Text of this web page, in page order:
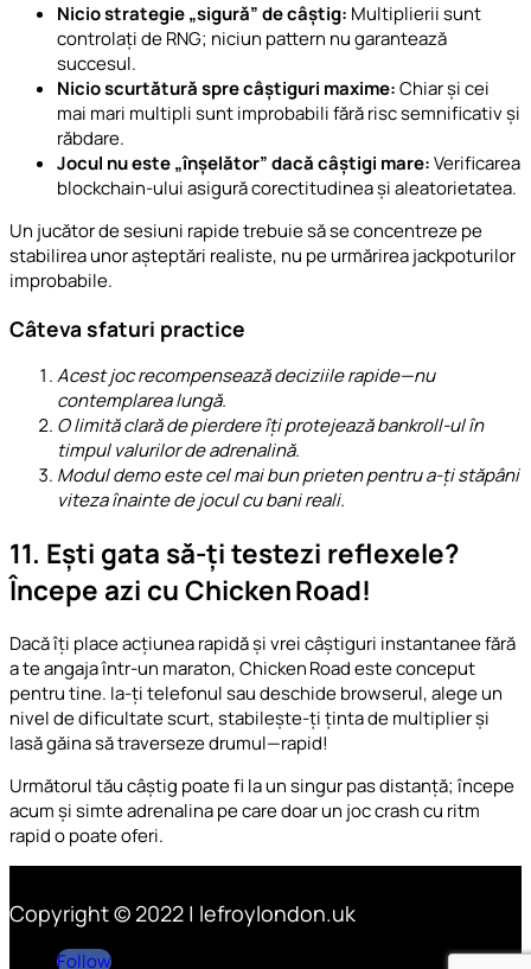
Nicio strategie „sigură” de câștig: Multiplierii sunt
controlați de RNG; niciun pattern nu garantează
succesul.
Nicio scurtătură spre câștiguri maxime:Chiar și cei
mai mari multipli sunt improbabili fără risc semnificativ și
răbdare.
Jocul nu este „înșelător” dacă câștigi mare:Verificarea
blockchain-ului asigură corectitudinea și aleatorietatea.
Un jucător de sesiuni rapide trebuie să se concentreze pe
stabilirea unor așteptări realiste, nu pe urmărirea jackpoturilor
improbabile.
Câteva sfaturi practice
Acest joc recompensează deciziile rapide—nu
contemplarea lungă.
O limită clară de pierdere îți protejează bankroll-ul în
timpul valurilor de adrenalină.
Modul demo este cel mai bun prieten pentru a-ți stăpâni
viteza înainte de jocul cu bani reali.
11. Ești gata să-ți testezi reflexele?
Începe azi cu Chicken Road!
Dacă îți place acțiunea rapidă și vrei câștiguri instantanee fără
a te angaja într-un maraton, Chicken Road este conceput
pentru tine. Ia-ți telefonul sau deschide browserul, alege un
nivel de dificultate scurt, stabilește-ți ținta de multiplier și
lasă găina să traverseze drumul—rapid!
Următorul tău câștig poate fi la un singur pas distanță; începe
acum și simte adrenalina pe care doar un joc crash cu ritm
rapid o poate oferi.
Copyright © 2022 | lefroylondon.uk
Follow